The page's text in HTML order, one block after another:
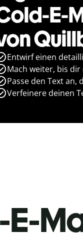
E-
Entwirf einen
Mach weiter, bis dir
Passe den Text an,
Verfeinere deinen